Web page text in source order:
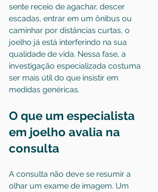
sente receio de agachar, descer
escadas, entrar em um ônibus ou
caminhar por distâncias curtas, o
joelho já está interferindo na sua
qualidade de vida. Nessa fase, a
investigação especializada costuma
ser mais útil do que insistir em
medidas genéricas.
O que um especialista
em joelho avalia na
consulta
A consulta não deve se resumir a
olhar um exame de imagem. Um